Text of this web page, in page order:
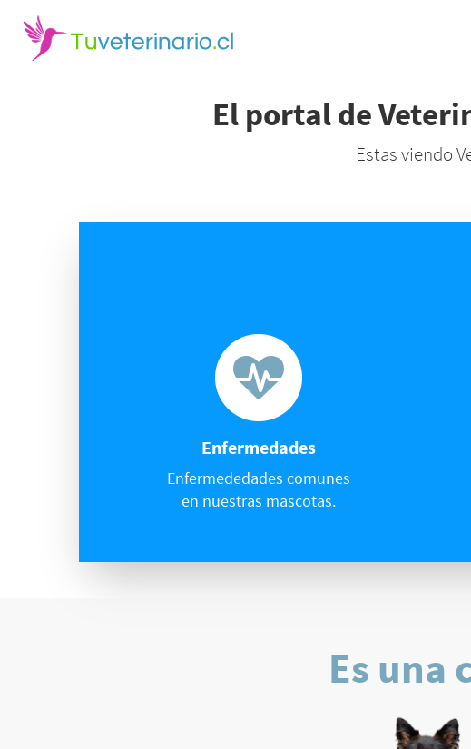
El portal de
Estas viendo
Enfermedades
Enfermededades comunes
en nuestras mascotas.
Es una